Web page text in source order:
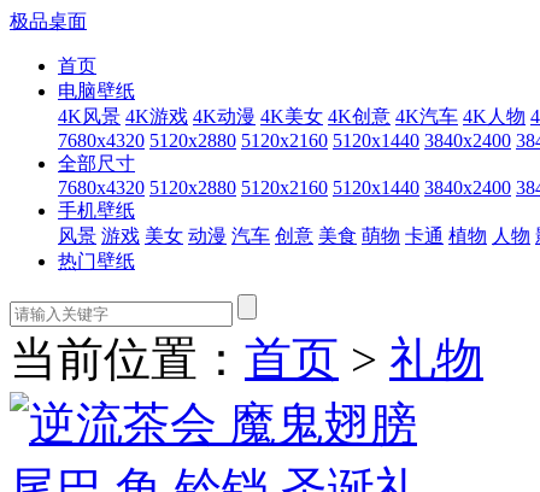
极品桌面
首页
电脑壁纸
4K风景 4K游戏 4K动漫 4K美女 4K创意 4K汽车 4K人物
7680x4320 5120x2880 5120x2160 5120x1440 3840x2400
全部尺寸
7680x4320 5120x2880 5120x2160 5120x1440 3840x2400
手机壁纸
风景 游戏 美女 动漫 汽车 创意 美食 萌物 卡通 植物 人物
热门壁纸
当前位置： 首页 > 礼物